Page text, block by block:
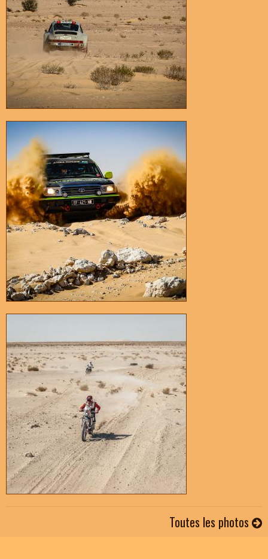
Toutes les photos